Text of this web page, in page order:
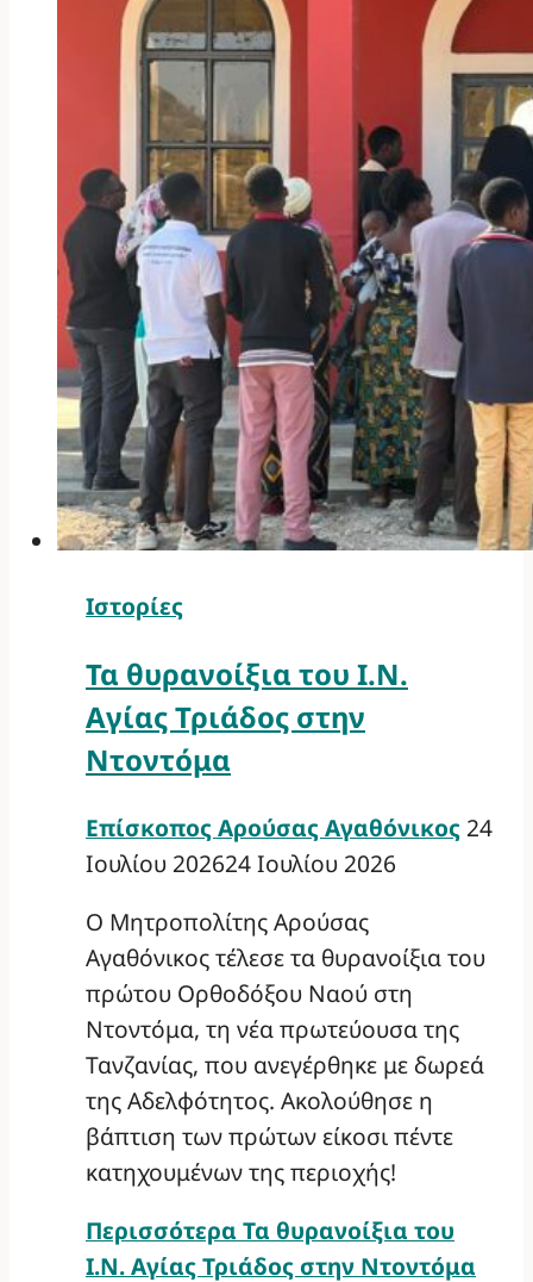
Ιστορίες
Τα θυρανοίξια του Ι.Ν.
Αγίας Τριάδος στην
Ντοντόμα
Επίσκοπος Αρούσας Αγαθόνικος 24
Ιουλίου 202624 Ιουλίου 2026
Ο Μητροπολίτης Αρούσας
Αγαθόνικος τέλεσε τα θυρανοίξια του
πρώτου Ορθοδόξου Ναού στη
Ντοντόμα, τη νέα πρωτεύουσα της
Τανζανίας, που ανεγέρθηκε με δωρεά
της Αδελφότητος. Ακολούθησε η
βάπτιση των πρώτων είκοσι πέντε
κατηχουμένων της περιοχής!
Περισσότερα Τα θυρανοίξια του
Ι.Ν. Αγίας Τριάδος στην Ντοντόμα